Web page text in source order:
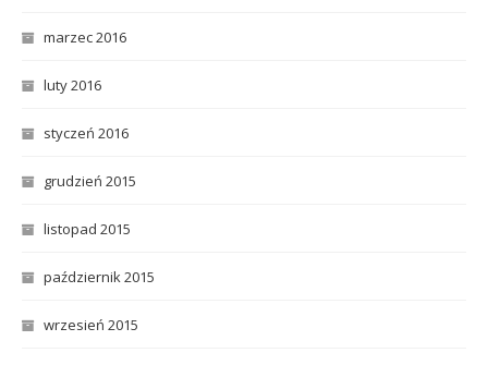
marzec 2016
luty 2016
styczeń 2016
grudzień 2015
listopad 2015
październik 2015
wrzesień 2015